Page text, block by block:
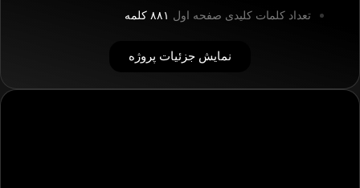
تعداد کلمات کلیدی صفحه اول ۸۸۱ کلمه
نمایش جزئیات پروژه